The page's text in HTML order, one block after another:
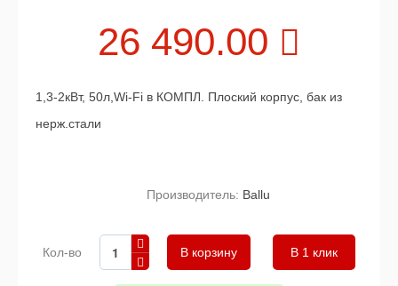
26 490.00
1,3-2кВт, 50л,Wi-Fi в КОМПЛ. Плоский корпус, бак из
нерж.стали
Производитель: Ballu
Кол-во В 1 клик